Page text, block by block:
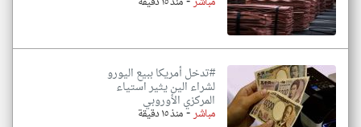
#تدخل أمريكا ببيع اليورو
لشراء الين يثير استياء
المركزي الأوروبي
مباشر-منذ ١٥ دقيقة